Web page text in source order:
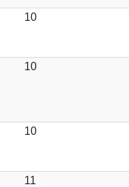
10
10
10
11